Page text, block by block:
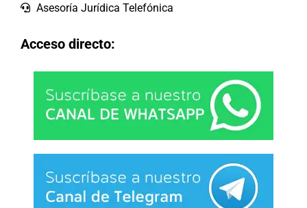
Asesoría Jurídica Telefónica
Acceso directo: